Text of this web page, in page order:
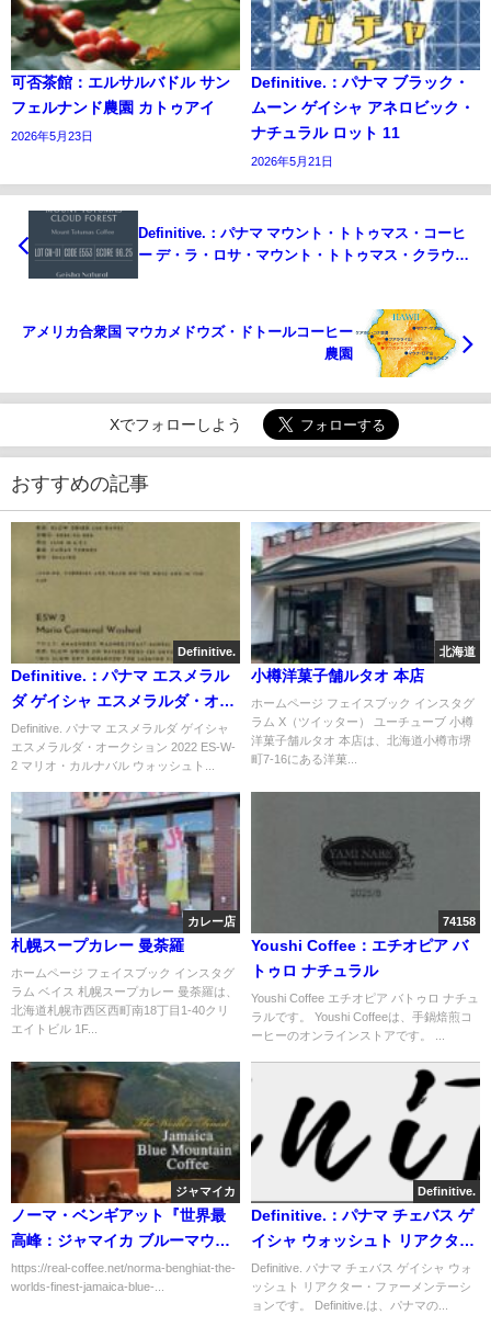
可否茶館：エルサルバドル サン
フェルナンド農園 カトゥアイ
2026年5月23日
Definitive.：パナマ ブラック・
ムーン ゲイシャ アネロビック・
ナチュラル ロット 11
2026年5月21日
Definitive.：パナマ マウント・トトゥマス・コーヒ
ー デ・ラ・ロサ・マウント・トトゥマス・クラウ
アメリカ合衆国 マウカメドウズ・ドトールコーヒー
農園
Xでフォローしよう
おすすめの記事
Definitive.
Definitive.：パナマ エスメラル
ダ ゲイシャ エスメラルダ・オー
クション 2022 ES-W-2 マリオ・
カルナバル ウォッシュト
Definitive. パナマ エスメラルダ ゲイシャ
エスメラルダ・オークション 2022 ES-W-
2 マリオ・カルナバル ウォッシュト...
北海道
小樽洋菓子舗ルタオ 本店
ホームページ フェイスブック インスタグ
ラム X（ツイッター） ユーチューブ 小樽
洋菓子舗ルタオ 本店は、北海道小樽市堺
町7-16にある洋菓...
カレー店
札幌スープカレー 曼荼羅
ホームページ フェイスブック インスタグ
ラム ベイス 札幌スープカレー 曼荼羅は、
北海道札幌市西区西町南18丁目1-40クリ
エイトビル 1F...
74158
Youshi Coffee：エチオピア バ
トゥロ ナチュラル
Youshi Coffee エチオピア バトゥロ ナチュ
ラルです。 Youshi Coffeeは、手鍋焙煎コ
ーヒーのオンラインストアです。 ...
ジャマイカ
ノーマ・ベンギアット『世界最
高峰：ジャマイカ ブルーマウン
テン コーヒー』（２）：ミドル
トン文書
https://real-coffee.net/norma-benghiat-the-
worlds-finest-jamaica-blue-...
Definitive.
Definitive.：パナマ チェバス ゲ
イシャ ウォッシュト リアクタ
ー・ファーメンテーション
Definitive. パナマ チェバス ゲイシャ ウォ
ッシュト リアクター・ファーメンテーシ
ョンです。 Definitive.は、パナマの...